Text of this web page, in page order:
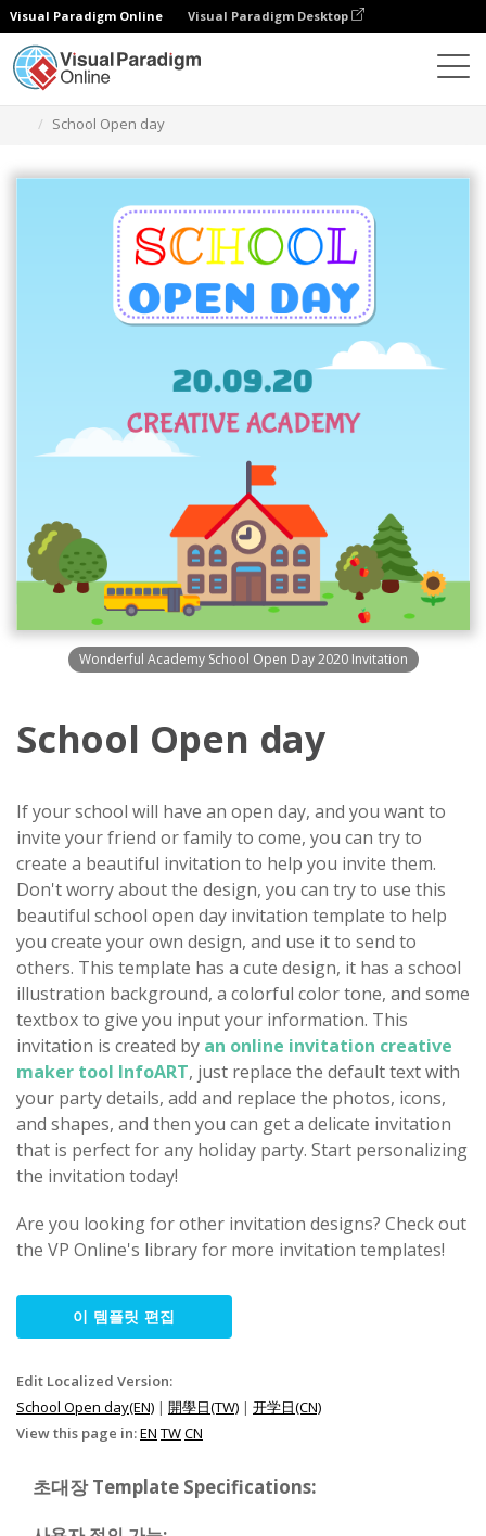
Visual Paradigm Online Visual Paradigm Desktop
School Open day
Wonderful Academy School Open Day 2020 Invitation
School Open day
If your school will have an open day, and you want to
invite your friend or family to come, you can try to
create a beautiful invitation to help you invite them.
Don't worry about the design, you can try to use this
beautiful school open day invitation template to help
you create your own design, and use it to send to
others. This template has a cute design, it has a school
illustration background, a colorful color tone, and some
textbox to give you input your information. This
invitation is created by an online invitation creative
maker tool InfoART, just replace the default text with
your party details, add and replace the photos, icons,
and shapes, and then you can get a delicate invitation
that is perfect for any holiday party. Start personalizing
the invitation today!
Are you looking for other invitation designs? Check out
the VP Online's library for more invitation templates!
이 템플릿 편집
Edit Localized Version:
School Open day(EN) | 開學日(TW) | 开学日(CN)
View this page in:EN TWCN
초대장 Template Specifications: